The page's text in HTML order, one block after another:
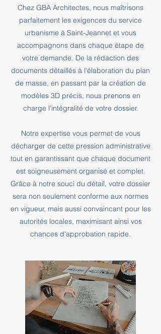
Chez GBA Architectes, nous maîtrisons
parfaitement les exigences du service
urbanisme à Saint-Jeannet et vous
accompagnons dans chaque étape de
votre demande. De la rédaction des
documents détaillés à l'élaboration du plan
de masse, en passant par la création de
modèles 3D précis, nous prenons en
charge l'intégralité de votre dossier.
Notre expertise vous permet de vous
décharger de cette pression administrative
tout en garantissant que chaque document
est soigneusement organisé et complet.
Grâce à notre souci du détail, votre dossier
sera non seulement conforme aux normes
en vigueur, mais aussi convaincant pour les
autorités locales, maximisant ainsi vos
chances d'approbation rapide.